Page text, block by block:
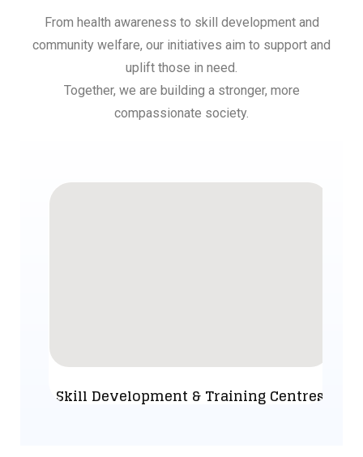
From health awareness to skill development and
community welfare, our initiatives aim to support and
uplift those in need.
Together, we are building a stronger, more
compassionate society.
Skill Development & Training Centres